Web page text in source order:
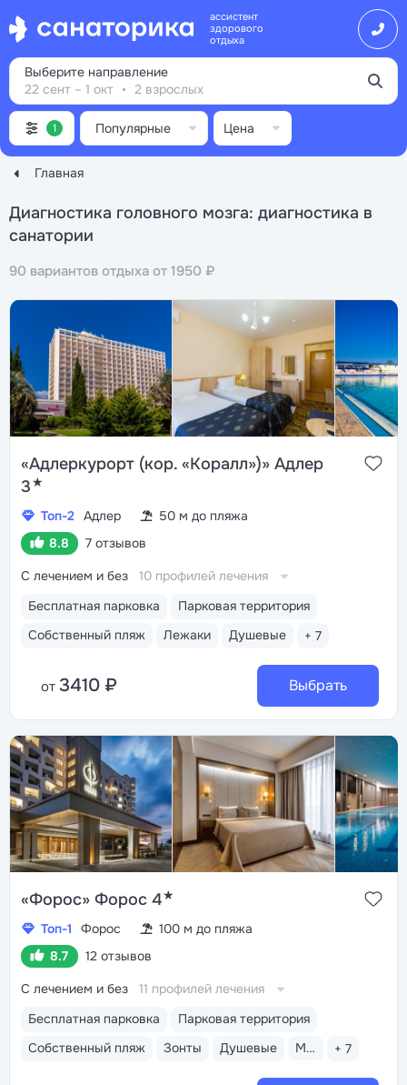
ассистент
здорового
отдыха
Главная
Выберите направление
22 сент – 1 окт
2 взрослых
Диагностика головного мозга: диагностика в
санатории
90 вариантов отдыха от 1950 ₽
1 Популярные Цена
«Адлеркурорт (кор. «Коралл»)» Адлер
3★
Топ-2 Адлер
50 м до пляжа
8.8
7 отзывов
Бесплатная парковка
Парковая территория
Собственный пляж
Лежаки Душевые + 7
С лечением и без 10 профилей лечения
от 3410 ₽ Выбрать
«Форос» Форос 4★
Топ-1 Форос
100 м до пляжа
8.7
12 отзывов
Бесплатная парковка
Парковая территория
Собственный пляж
Зонты Душевые Медицинский пост + 7
С лечением и без 11 профилей лечения